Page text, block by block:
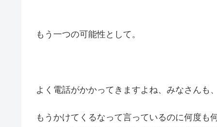
もう一つの可能性として。
よく電話がかかってきますよね、みなさんも
もうかけてくるなって言っているのに何度も